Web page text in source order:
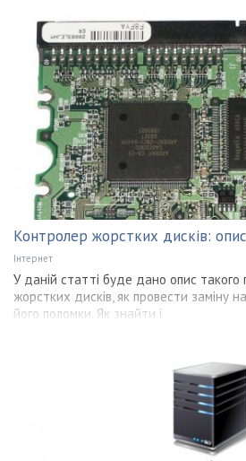
Контролер жорстких дисків: опис
Інтернет
У даній статті буде дано опис
жорстких дисків, як провести заміну
його поломки. Як знайти і